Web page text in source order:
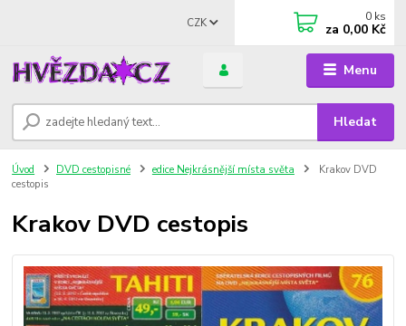
Menu
CZK
Hledat
0 ks
za 0,00 Kč
Úvod DVD cestopisné edice Nejkrásnější místa světa
Krakov DVD
cestopis
Krakov DVD cestopis